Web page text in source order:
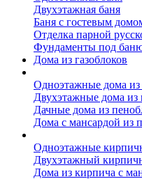
Двухэтажная баня
Баня с гостевым
Отделка парной
Фундаменты под
Дома из газоблоков
Одноэтажные дома из
Двухэтажные дома из
Дачные дома из
Дома с мансардой из
Одноэтажные
Двухэтажный
Дома из кирпича с